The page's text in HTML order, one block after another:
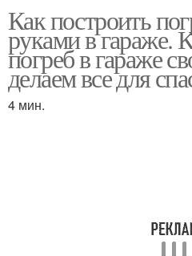
Как построить
руками в гараже.
погреб в гараже
делаем все для
4 мин.